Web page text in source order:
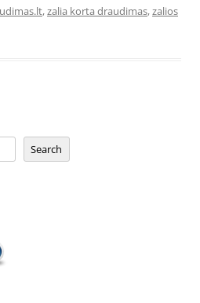
,zalia korta draudimas,zalios
Search